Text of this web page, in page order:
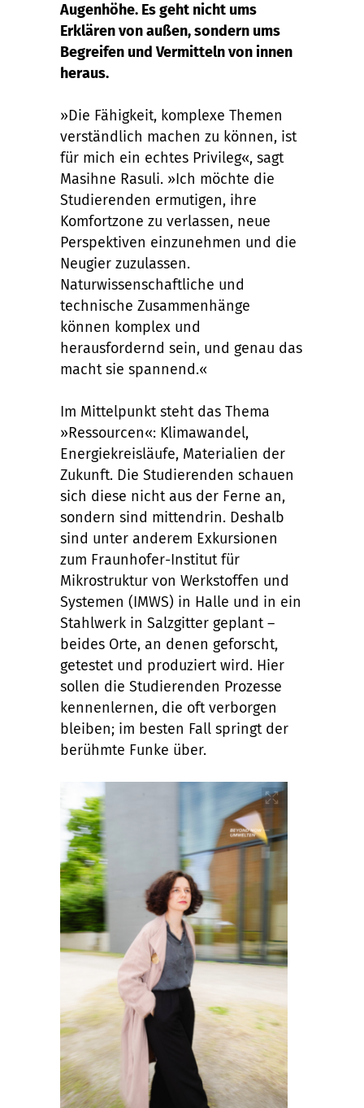
Augenhöhe. Es geht nicht ums
Erklären von außen, sondern ums
Begreifen und Vermitteln von innen
heraus.
»Die Fähigkeit, komplexe Themen
verständlich machen zu können, ist
für mich ein echtes Privileg«, sagt
Masihne Rasuli. »Ich möchte die
Studierenden ermutigen, ihre
Komfortzone zu verlassen, neue
Perspektiven einzunehmen und die
Neugier zuzulassen.
Naturwissenschaftliche und
technische Zusammenhänge
können komplex und
herausfordernd sein, und genau das
macht sie spannend.«
Im Mittelpunkt steht das Thema
»Ressourcen«: Klimawandel,
Energiekreisläufe, Materialien der
Zukunft. Die Studierenden schauen
sich diese nicht aus der Ferne an,
sondern sind mittendrin. Deshalb
sind unter anderem Exkursionen
zum Fraunhofer-Institut für
Mikrostruktur von Werkstoffen und
Systemen (IMWS) in Halle und in ein
Stahlwerk in Salzgitter geplant –
beides Orte, an denen geforscht,
getestet und produziert wird. Hier
sollen die Studierenden Prozesse
kennenlernen, die oft verborgen
bleiben; im besten Fall springt der
berühmte Funke über.